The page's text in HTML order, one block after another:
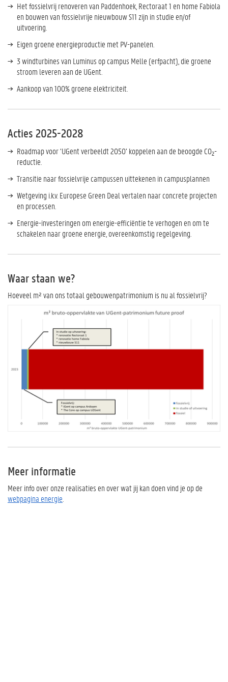
Het fossielvrij renoveren van Paddenhoek, Rectoraat 1 en home Fabiola
en bouwen van fossielvrije nieuwbouw S11 zijn in studie en/of
uitvoering.
Eigen groene energieproductie met PV-panelen.
3 windturbines van Luminus op campus Melle (erfpacht), die groene
stroom leveren aan de UGent.
Aankoop van 100% groene elektriciteit.
Acties 2025-2028
Roadmap voor ‘UGent verbeeldt 2050’ koppelen aan de beoogde CO2-
reductie.
Transitie naar fossielvrije campussen uittekenen in campusplannen
Wetgeving i.k.v. Europese Green Deal vertalen naar concrete projecten
en processen.
Energie-investeringen om energie-efficiëntie te verhogen en om te
schakelen naar groene energie, overeenkomstig regelgeving.
Waar staan we?
Hoeveel m² van ons totaal gebouwenpatrimonium is nu al fossielvrij?
Meer informatie
Meer info over onze realisaties en over wat jij kan doen vind je op de
webpagina energie